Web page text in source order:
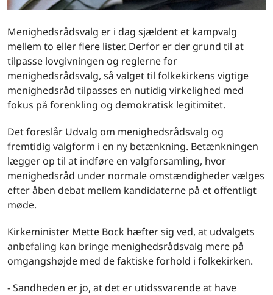
Menighedsrådsvalg er i dag sjældent et kampvalg
mellem to eller flere lister. Derfor er der grund til at
tilpasse lovgivningen og reglerne for
menighedsrådsvalg, så valget til folkekirkens vigtige
menighedsråd tilpasses en nutidig virkelighed med
fokus på forenkling og demokratisk legitimitet.
Det foreslår Udvalg om menighedsrådsvalg og
fremtidig valgform i en ny betænkning. Betænkningen
lægger op til at indføre en valgforsamling, hvor
menighedsråd under normale omstændigheder vælges
efter åben debat mellem kandidaterne på et offentligt
møde.
Kirkeminister Mette Bock hæfter sig ved, at udvalgets
anbefaling kan bringe menighedsrådsvalg mere på
omgangshøjde med de faktiske forhold i folkekirken.
- Sandheden er jo, at det er utidssvarende at have